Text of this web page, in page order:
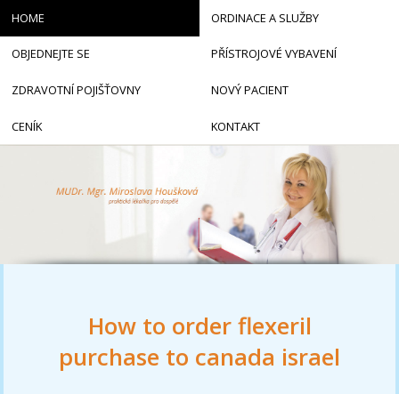
How to order flexeril
purchase to canada israel
HOME ORDINACE A SLUŽBY
OBJEDNEJTE SE PŘÍSTROJOVÉ VYBAVENÍ
ZDRAVOTNÍ POJIŠŤOVNY NOVÝ PACIENT
CENÍK KONTAKT